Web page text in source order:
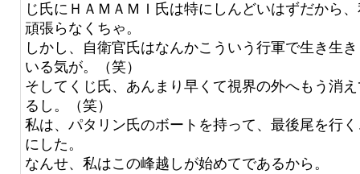
じ氏にＨＡＭＡＭＩ氏は特にしんどいはずだから
頑張らなくちゃ。
しかし、自衛官氏はなんかこういう行軍で生き生
いる気が。（笑）
そしてくじ氏、あんまり早くて視界の外へもう消
るし。（笑）
私は、パタリン氏のボートを持って、最後尾を行
にした。
なんせ、私はこの峰越しが始めてであるから。